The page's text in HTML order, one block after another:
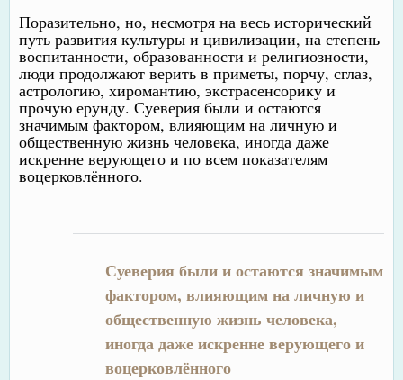
Поразительно, но, несмотря на весь исторический
путь развития культуры и цивилизации, на степень
воспитанности, образованности и религиозности,
люди продолжают верить в приметы, порчу, сглаз,
астрологию, хиромантию, экстрасенсорику и
прочую ерунду. Суеверия были и остаются
значимым фактором, влияющим на личную и
общественную жизнь человека, иногда даже
искренне верующего и по всем показателям
воцерковлённого.
Суеверия были и остаются значимым
фактором, влияющим на личную и
общественную жизнь человека,
иногда даже искренне верующего и
воцерковлённого